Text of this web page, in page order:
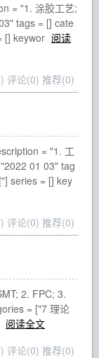
= "1. 涂胶工艺;
tags = [] cate
[] keywor 阅读
评论(0) 推荐(0)
= "1. 工
01 03" tag
series = [] key
评论(0) 推荐(0)
2. FPC; 3.
= ["7 理论
阅读全文
评论(0) 推荐(0)